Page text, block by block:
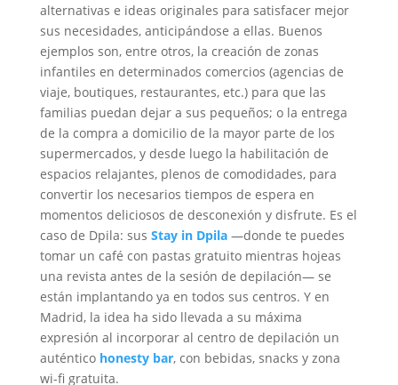
alternativas e ideas originales para satisfacer mejor
sus necesidades, anticipándose a ellas. Buenos
ejemplos son, entre otros, la creación de zonas
infantiles en determinados comercios (agencias de
viaje, boutiques, restaurantes, etc.) para que las
familias puedan dejar a sus pequeños; o la entrega
de la compra a domicilio de la mayor parte de los
supermercados, y desde luego la habilitación de
espacios relajantes, plenos de comodidades, para
convertir los necesarios tiempos de espera en
momentos deliciosos de desconexión y disfrute. Es el
caso de Dpila: sus Stay in Dpila —donde te puedes
tomar un café con pastas gratuito mientras hojeas
una revista antes de la sesión de depilación— se
están implantando ya en todos sus centros. Y en
Madrid, la idea ha sido llevada a su máxima
expresión al incorporar al centro de depilación un
auténtico honesty bar, con bebidas, snacks y zona
wi-fi gratuita.